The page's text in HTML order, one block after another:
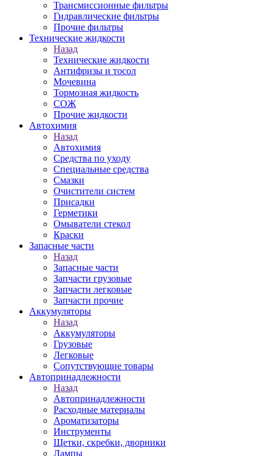
Трансмиссионные фильтры
Гидравлические фильтры
Прочие фильтры
Технические жидкости
Назад
Технические жидкости
Антифризы и тосол
Мочевина
Тормозная жидкость
СОЖ
Прочие жидкости
Автохимия
Назад
Автохимия
Средства по уходу
Специальные средства
Смазки
Очистители систем
Присадки
Герметики
Омыватели стекол
Краски
Запасные части
Назад
Запасные части
Запчасти грузовые
Запчасти легковые
Запчасти прочие
Аккумуляторы
Назад
Аккумуляторы
Грузовые
Легковые
Сопутствующие товары
Автопринадлежности
Назад
Автопринадлежности
Расходные материалы
Ароматизаторы
Инструменты
Щетки, скребки, дворники
Лампы